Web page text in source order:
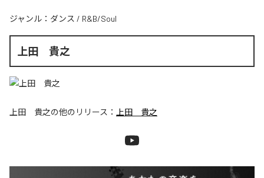
ジャンル： ダンス / R&B/Soul
上田 貴之
上田 貴之の他のリリース： 上田 貴之